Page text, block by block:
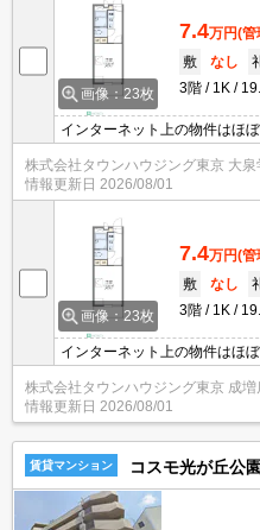
画像：23枚
7.4万円(管
敷
なし
3階
1K
インターネット上の物件はほ
します。お気軽にお問合せく
バー1のタウンハウジングまで
株式会社タウンハウジング東京 大泉
情報更新日 2026/08/01
画像：23枚
7.4万円(管
敷
なし
3階
1K
インターネット上の物件はほ
します。お気軽にお問合せく
バー1のタウンハウジングまで
株式会社タウンハウジング東京 成増
情報更新日 2026/08/01
賃貸マンション コスモ光が丘公